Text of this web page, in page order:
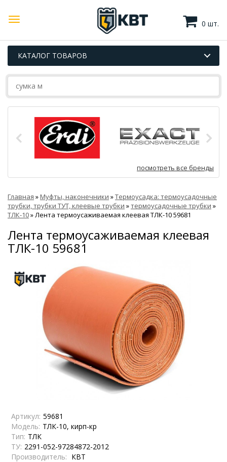
0 шт.
КАТАЛОГ ТОВАРОВ
посмотреть все бренды
Главная »Муфты, наконечники »Термоусадка: термоусадочные
трубки, трубки ТУТ, клеевые трубки »термоусадочные трубки »
ТЛК-10» Лента термоусаживаемая клеевая ТЛК-10 59681
Лента термоусаживаемая клеевая
ТЛК-10 59681
Артикул: 59681
Модель: ТЛК-10, кирп-кр
Тип: ТЛК
ТУ: 2291-052-97284872-2012
Производитель: КВТ